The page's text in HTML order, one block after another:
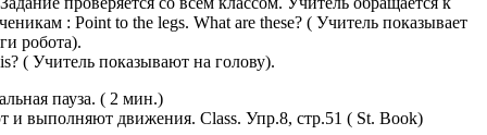
: Point to the legs. What are these? ( Учитель показывает
робота).
( Учитель показывают на голову).
пауза. ( 2 мин.)
и выполняют движения. Class. Упр.8, стр.51 ( St. Book)